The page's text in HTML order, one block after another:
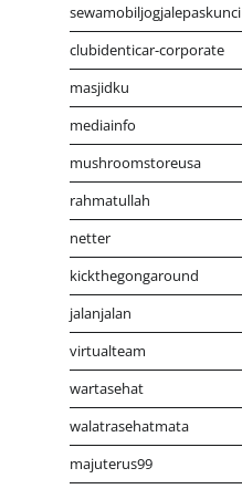
sewamobiljogjalepaskunci
clubidenticar-corporate
masjidku
mediainfo
mushroomstoreusa
rahmatullah
netter
kickthegongaround
jalanjalan
virtualteam
wartasehat
walatrasehatmata
majuterus99